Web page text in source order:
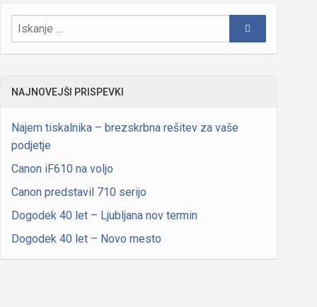
NAJNOVEJŠI PRISPEVKI
Najem tiskalnika – brezskrbna rešitev za vaše
podjetje
Canon iF610 na voljo
Canon predstavil 710 serijo
Dogodek 40 let – Ljubljana nov termin
Dogodek 40 let – Novo mesto